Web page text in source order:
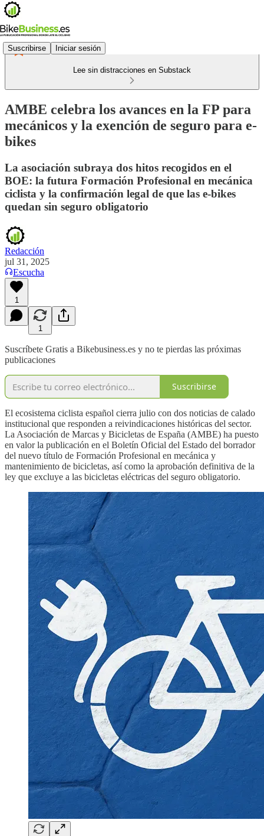
Suscribirse Iniciar sesión
Lee sin distracciones en Substack
AMBE celebra los avances en la FP para
mecánicos y la exención de seguro para e-
bikes
La asociación subraya dos hitos recogidos en el
BOE: la futura Formación Profesional en mecánica
ciclista y la confirmación legal de que las e-bikes
quedan sin seguro obligatorio
Redacción
jul 31, 2025
Escucha
1
1
Suscríbete Gratis a Bikebusiness.es y no te pierdas las próximas
publicaciones
Suscribirse
El ecosistema ciclista español cierra julio con dos noticias de calado
institucional que responden a reivindicaciones históricas del sector.
La Asociación de Marcas y Bicicletas de España (AMBE) ha puesto
en valor la publicación en el Boletín Oficial del Estado del borrador
del nuevo título de Formación Profesional en mecánica y
mantenimiento de bicicletas, así como la aprobación definitiva de la
ley que excluye a las bicicletas eléctricas del seguro obligatorio.